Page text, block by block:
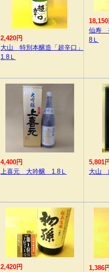
2,420円
大山 特別本醸造「超辛口」
1.8Ｌ
仙寿
8Ｌ
4,400円
上喜元 大吟醸 1.8Ｌ
5,801
大山
2,420円
1,386